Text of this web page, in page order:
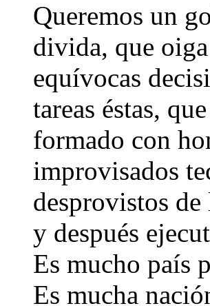
Queremos un
divida, que
equívocas
tareas éstas,
formado con
improvisados
desprovistos
y después
Es mucho país
Es mucha